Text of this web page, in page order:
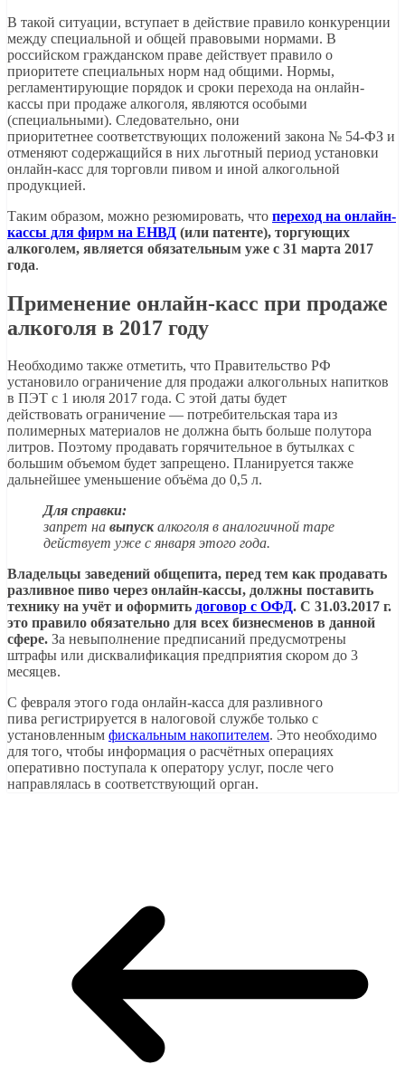
В такой ситуации, вступает в действие правило конкуренции
между специальной и общей правовыми нормами. В
российском гражданском праве действует правило о
приоритете специальных норм над общими. Нормы,
регламентирующие порядок и сроки перехода на онлайн-
кассы при продаже алкоголя, являются особыми
(специальными). Следовательно, они
приоритетнее соответствующих положений закона № 54-ФЗ и
отменяют содержащийся в них льготный период установки
онлайн-касс для торговли пивом и иной алкогольной
продукцией.
Таким образом, можно резюмировать, что переход на онлайн-
кассы для фирм на ЕНВД (или патенте), торгующих
алкоголем, является обязательным уже с 31 марта 2017
года.
Применение онлайн-касс при продаже
алкоголя в 2017 году
Необходимо также отметить, что Правительство РФ
установило ограничение для продажи алкогольных напитков
в ПЭТ с 1 июля 2017 года. С этой даты будет
действовать ограничение — потребительская тара из
полимерных материалов не должна быть больше полутора
литров. Поэтому продавать горячительное в бутылках с
большим объемом будет запрещено. Планируется также
дальнейшее уменьшение объёма до 0,5 л.
Для справки:
запрет на выпускалкоголя в аналогичной таре
действует уже с января этого года.
Владельцы заведений общепита, перед тем как продавать
разливное пиво через онлайн-кассы, должны поставить
технику на учёт и оформить договор с ОФД. С 31.03.2017 г.
это правило обязательно для всех бизнесменов в данной
сфере. За невыполнение предписаний предусмотрены
штрафы или дисквалификация предприятия скором до 3
месяцев.
С февраля этого года онлайн-касса для разливного
пива регистрируется в налоговой службе только с
установленным фискальным накопителем. Это необходимо
для того, чтобы информация о расчётных операциях
оперативно поступала к оператору услуг, после чего
направлялась в соответствующий орган.